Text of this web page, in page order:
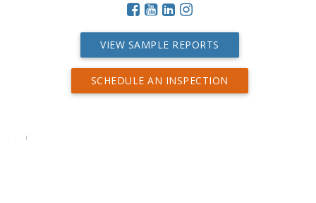
VIEW SAMPLE REPORTS
SCHEDULE AN INSPECTION